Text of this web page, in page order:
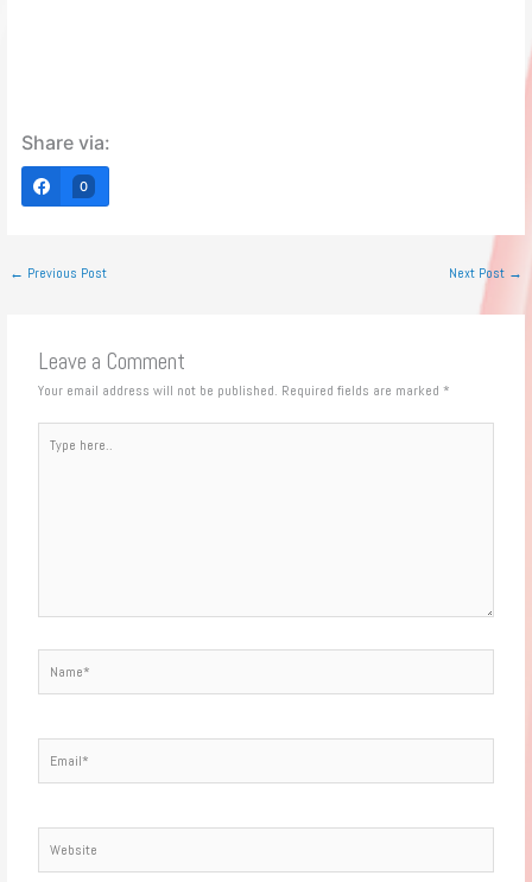
Share via:
0
← Previous Post Next Post →
Leave a Comment
Your email address will not be published. Required fields are marked *
here..